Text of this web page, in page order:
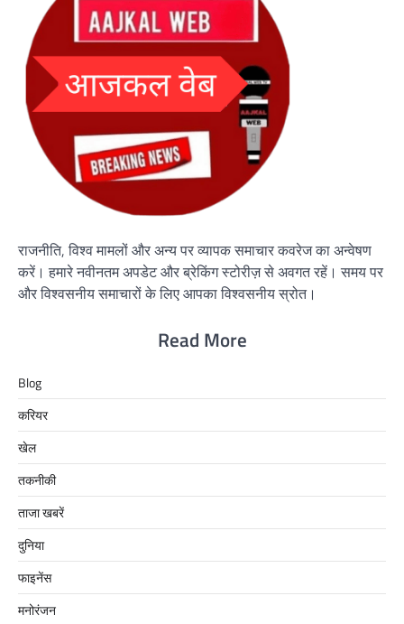
राजनीति, विश्व मामलों और अन्य पर व्यापक समाचार कवरेज का अन्वेषण
करें। हमारे नवीनतम अपडेट और ब्रेकिंग स्टोरीज़ से अवगत रहें। समय पर
और विश्वसनीय समाचारों के लिए आपका विश्वसनीय स्रोत।
Read More
Blog
करियर
खेल
तकनीकी
ताजा खबरें
दुनिया
फाइनेंस
मनोरंजन